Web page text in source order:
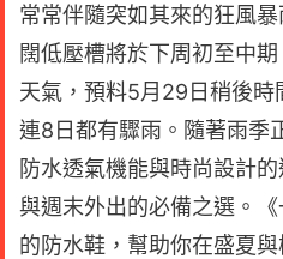
常常伴隨突如其來的狂風
闊低壓槽將於下周初至中
天氣，預料5月29日稍後
連8日都有驟雨。隨著雨季
防水透氣機能與時尚設計
與週末外出的必備之選。
的防水鞋，幫助你在盛夏